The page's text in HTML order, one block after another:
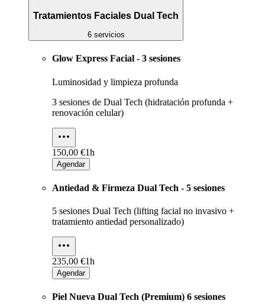
Tratamientos Faciales Dual Tech
6 servicios
Glow Express Facial - 3 sesiones
Luminosidad y limpieza profunda
3 sesiones de Dual Tech (hidratación profunda +
renovación celular)
150,00 €1h
Agendar
Antiedad & Firmeza Dual Tech - 5 sesiones
5 sesiones Dual Tech (lifting facial no invasivo +
tratamiento antiedad personalizado)
235,00 €1h
Agendar
Piel Nueva Dual Tech (Premium) 6 sesiones